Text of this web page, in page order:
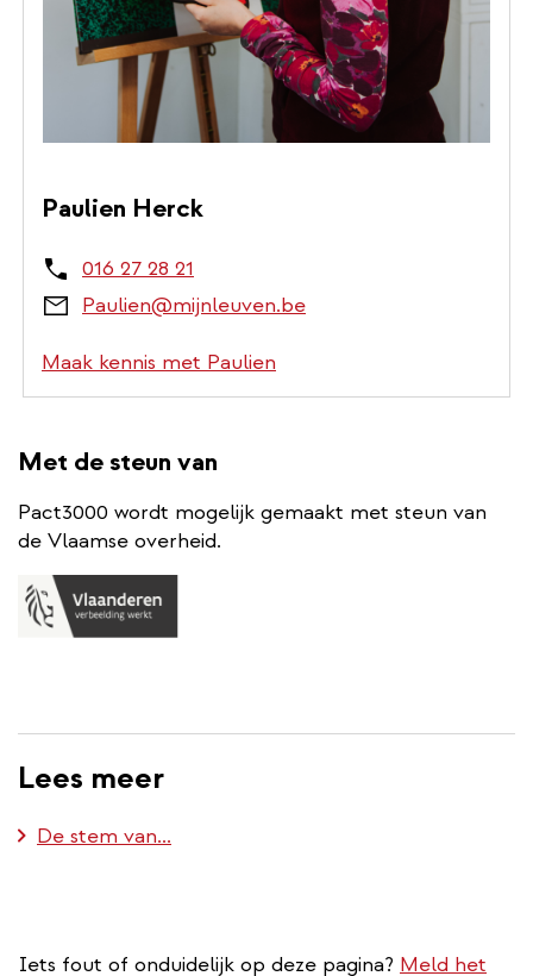
Paulien Herck
016 27 28 21
Paulien@mijnleuven.be
Maak kennis met Paulien
Met de steun van
Pact3000 wordt mogelijk gemaakt met steun van
de Vlaamse overheid.
Lees meer
De stem van...
Iets fout of onduidelijk op deze pagina? Meld het